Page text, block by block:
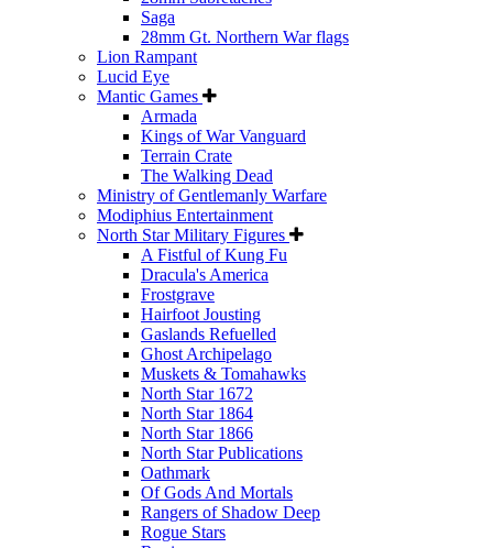
Saga
28mm Gt. Northern War flags
Lion Rampant
Lucid Eye
Mantic Games
Armada
Kings of War Vanguard
Terrain Crate
The Walking Dead
Ministry of Gentlemanly Warfare
Modiphius Entertainment
North Star Military Figures
A Fistful of Kung Fu
Dracula's America
Frostgrave
Hairfoot Jousting
Gaslands Refuelled
Ghost Archipelago
Muskets & Tomahawks
North Star 1672
North Star 1864
North Star 1866
North Star Publications
Oathmark
Of Gods And Mortals
Rangers of Shadow Deep
Rogue Stars